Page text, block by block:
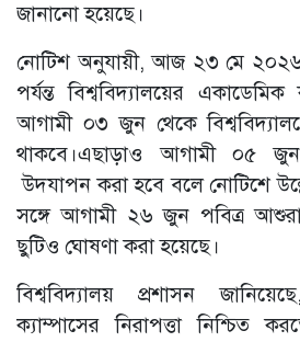
জানানো হয়েছে।
নোটিশ অনুযায়ী, আজ ২৩ মে
পর্যন্ত বিশ্ববিদ্যালয়ের
আগামী ০৩ জুন থেকে
থাকবে।এছাড়াও আগামী ০৫ জুন
উদযাপন করা হবে বলে নোটিশে
সঙ্গে আগামী ২৬ জুন পবিত্র
ছুটিও ঘোষণা করা হয়েছে।
বিশ্ববিদ্যালয় প্রশাসন
ক্যাম্পাসের নিরাপত্তা নিশ্চিত